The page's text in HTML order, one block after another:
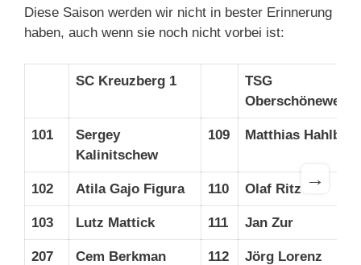
Diese Saison werden wir nicht in bester Erinnerung
haben, auch wenn sie noch nicht vorbei ist:
SC Kreuzberg 1
TSG
Oberschöneweide
101
Sergey
Kalinitschew
109 Matthias
102 Atila Gajo Figura 110 Olaf Ritz
103 Lutz Mattick 111 Jan Zur
207 Cem Berkman 112 Jörg Lorenz
→